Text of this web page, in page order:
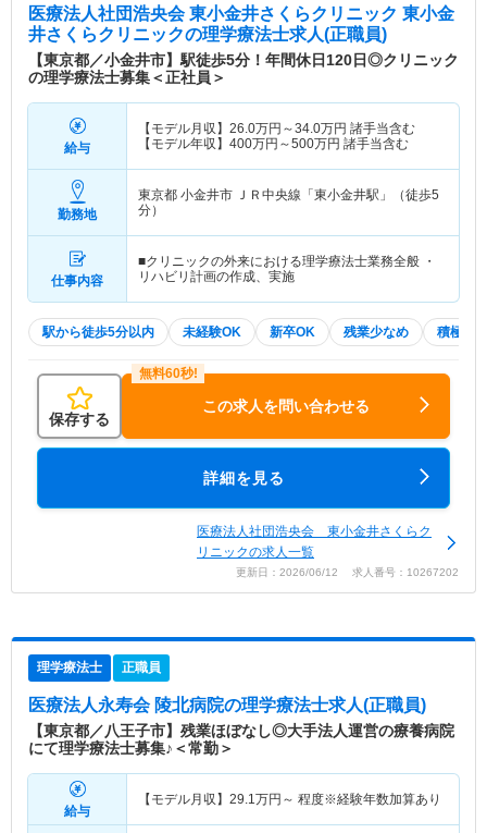
医療法人社団浩央会 東小金井さくらクリニック 東小金
井さくらクリニックの理学療法士求人(正職員)
【東京都／小金井市】駅徒歩5分！年間休日120日◎クリニック
の理学療法士募集＜正社員＞
給与
【モデル月収】 26.0万円～34.0万円 諸手当含む
【モデル年収】 400万円～500万円 諸手当含む
勤務地
東京都 小金井市 ＪＲ中央線「東小金井駅」（徒歩5
分）
仕事内容
■クリニックの外来における理学療法士業務全般 ・
リハビリ計画の作成、実施
駅から徒歩5分以内 未経験OK 新卒OK 残業少なめ 積極採
保存する
この求人を問い合わせる
詳細を見る
医療法人社団浩央会 東小金井さくらク
リニックの求人一覧
更新日：2026/06/12 求人番号：10267202
理学療法士 正職員
医療法人永寿会 陵北病院の理学療法士求人(正職員)
【東京都／八王子市】残業ほぼなし◎大手法人運営の療養病院
にて理学療法士募集♪＜常勤＞
給与
【モデル月収】 29.1万円～ 程度※経験年数加算あり